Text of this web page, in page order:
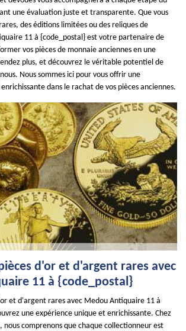
une évaluation juste et transparente. Que vous
des éditions limitées ou des reliques de
11 à {code_postal} est votre partenaire de
vos pièces de monnaie anciennes en une
plus, et découvrez le véritable potentiel de
Nous sommes ici pour vous offrir une
dans le rachat de vos pièces anciennes.
d'or et d'argent rares avec
11 à {code_postal}
et d'argent rares avec Medou Antiquaire 11 à
une expérience unique et enrichissante. Chez
nous comprenons que chaque collectionneur est